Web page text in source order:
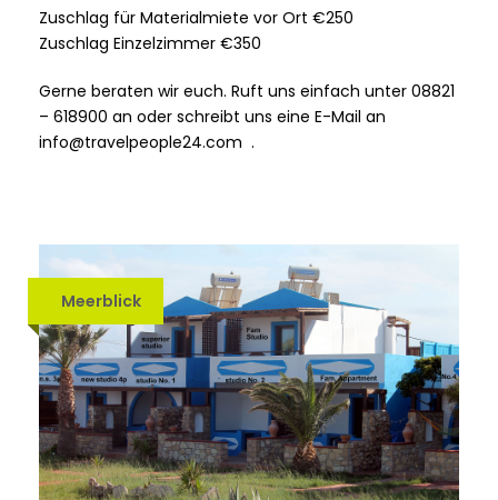
Zuschlag für Materialmiete vor Ort €250
Zuschlag Einzelzimmer €350
Gerne beraten wir euch. Ruft uns einfach unter 08821
– 618900 an oder schreibt uns eine E-Mail an
info@travelpeople24.com .
Meerblick